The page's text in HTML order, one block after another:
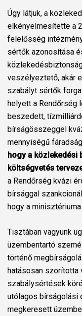
Úgy látjuk, a
elkényelmesítette a
felelősség
sértők azonosítása
veszélyeztető, akár
szabályt sértők
helyett a Rendőrség
beszedett,
bírságösszeggel
mennyiségű
hogy a közlekedési
költségvetés
a Rendőrség kvázi
bírsággal
hogy a
Tisztában vagyunk
üzembentartó
történő
hatásosan
szabálysértések
utólagos bírságolási
megkeresett